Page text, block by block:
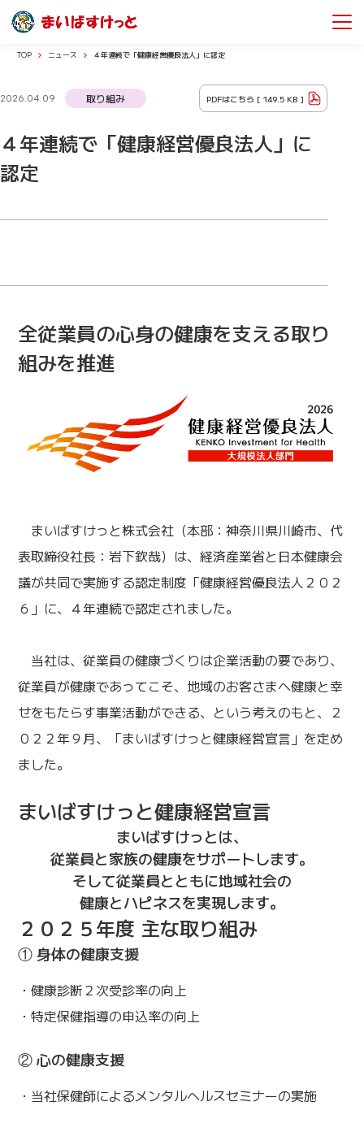
TOP ニュース ４年連続で「健康経営優良法人」に認定
2026.04.09 取り組み PDFはこちら [ 149.5 KB ]
４年連続で「健康経営優良法人」に
認定
全従業員の心身の健康を支える取り
組みを推進
まいばすけっと株式会社（本部：神奈川県川崎市、代
表取締役社長：岩下欽哉）は、経済産業省と日本健康会
議が共同で実施する認定制度「健康経営優良法人２０２
６」に、４年連続で認定されました。
当社は、従業員の健康づくりは企業活動の要であり、
従業員が健康であってこそ、地域のお客さまへ健康と幸
せをもたらす事業活動ができる、という考えのもと、２
０２２年９月、「まいばすけっと健康経営宣言」を定め
ました。
まいばすけっと健康経営宣言
まいばすけっとは、
従業員と家族の健康をサポートします。
そして従業員とともに地域社会の
健康とハピネスを実現します。
２０２５年度 主な取り組み
① 身体の健康支援
・健康診断２次受診率の向上
・特定保健指導の申込率の向上
② 心の健康支援
・当社保健師によるメンタルヘルスセミナーの実施